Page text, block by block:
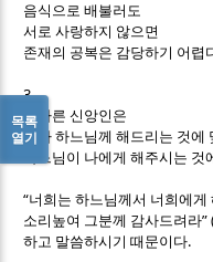
음식으로 배불러도
서로 사랑하지 않으면
존재의 공복은 감당하기 어렵
3
올바른 신앙인은
내가 하느님께 해드리는 것에
하느님이 나에게 해주시는
“너희는 하느님께서 너희에게
소리높여 그분께 감사드려라”
하고 말씀하시기 때문이다.
목록
열기